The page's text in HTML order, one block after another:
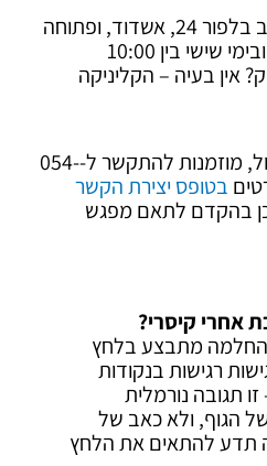
הקליניקה ממוקמת ברחוב בלפור 24, אשדוד, ופתוחה
א’-ה’ בין 10:00 ל-18:00 ובימי שישי בין 10:00
אין בעיה – הקליניקה
להתייעצות ולקביעת טיפול, מוזמנות להתקשר ל-054-
בטופס יצירת הקשר
בהקדם לתאם מפגש
אחרי קיסרי?
מתבצע בלחץ
רגישות בנקודות
תגובה נורמלית
הגוף, ולא כאב של
תדע להתאים את הלחץ